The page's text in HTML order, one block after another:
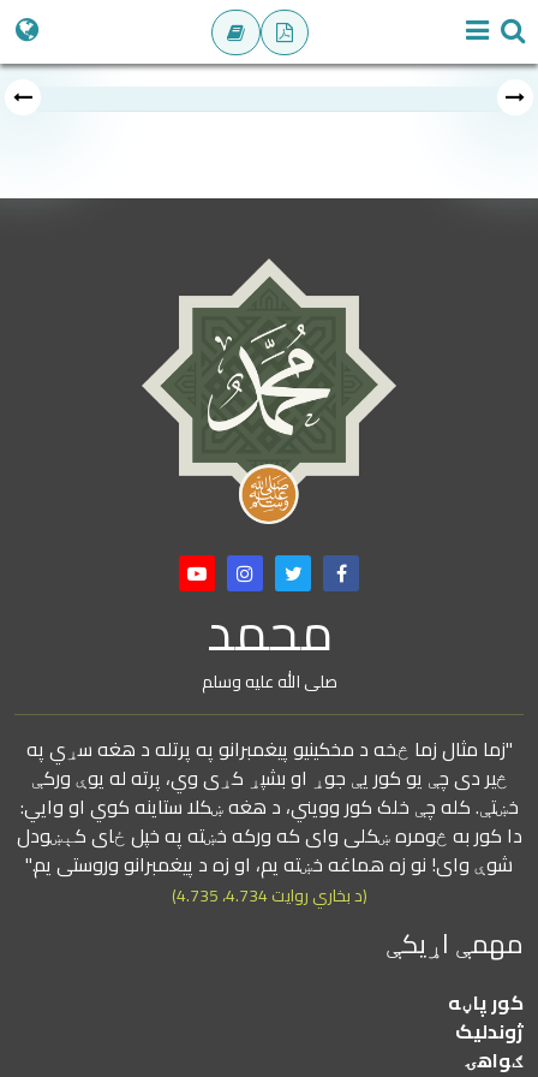
محمد
صلی الله علیه وسلم
"زما مثال زما څخه د مخکینیو پیغمبرانو په پرتله د هغه سړي په
څیر دی چې یو کور یې جوړ او بشپړ کړی وي، پرته له یوې ورکې
خښتې. کله چې خلک کور وویني، د هغه ښکلا ستاینه کوي او وايي:
دا کور به څومره ښکلی وای که ورکه خښته په خپل ځای کېښودل
شوې وای! نو زه هماغه خښته یم، او زه د پیغمبرانو وروستی یم."
(د بخاري روایت 4.734، 4.735)
مهمې اړیکې
کور پاڼه
ژوندلیک
ګواهۍ